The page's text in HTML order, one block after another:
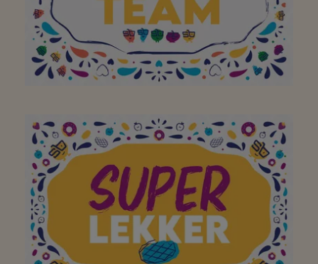
Dichtbij en vriendelijk
team. Wat wil je nog
meer